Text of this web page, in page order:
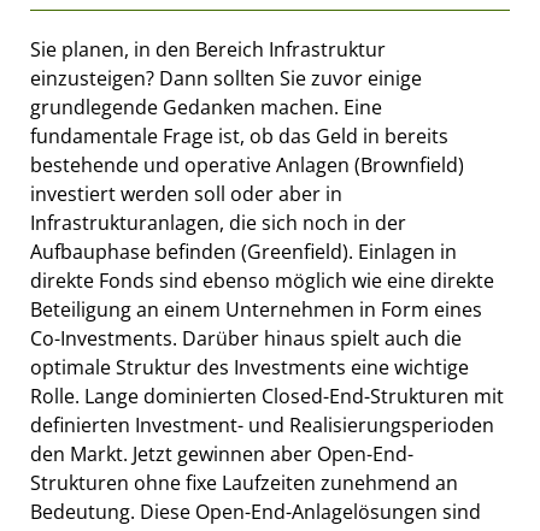
Sie planen, in den Bereich Infrastruktur
einzusteigen? Dann sollten Sie zuvor einige
grundlegende Gedanken machen. Eine
fundamentale Frage ist, ob das Geld in bereits
bestehende und operative Anlagen (Brownfield)
investiert werden soll oder aber in
Infrastrukturanlagen, die sich noch in der
Aufbauphase befinden (Greenfield). Einlagen in
direkte Fonds sind ebenso möglich wie eine direkte
Beteiligung an einem Unternehmen in Form eines
Co-Investments. Darüber hinaus spielt auch die
optimale Struktur des Investments eine wichtige
Rolle. Lange dominierten Closed-End-Strukturen mit
definierten Investment- und Realisierungsperioden
den Markt. Jetzt gewinnen aber Open-End-
Strukturen ohne fixe Laufzeiten zunehmend an
Bedeutung. Diese Open-End-Anlagelösungen sind